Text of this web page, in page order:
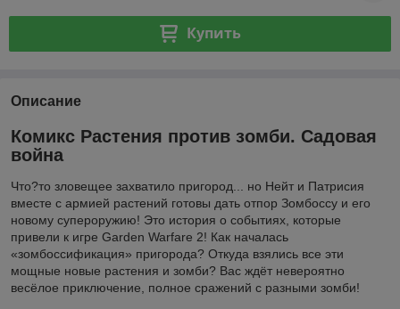
Купить
Описание
Комикс Растения против зомби. Садовая
война
Что?то зловещее захватило пригород... но Нейт и Патрисия
вместе с армией растений готовы дать отпор Зомбоссу и его
новому супероружию! Это история о событиях, которые
привели к игре Garden Warfare 2! Как началась
«зомбоссификация» пригорода? Откуда взялись все эти
мощные новые растения и зомби? Вас ждёт невероятно
весёлое приключение, полное сражений с разными зомби!